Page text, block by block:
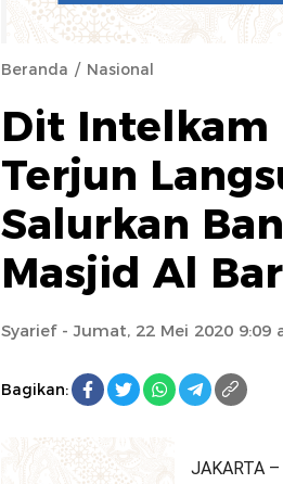
Beranda Nasional
Dit Intelkam
Terjun
Salurkan
Masjid Al
Syarief- Jumat, 22 Mei 2020 9:09
Bagikan:
JAKARTA